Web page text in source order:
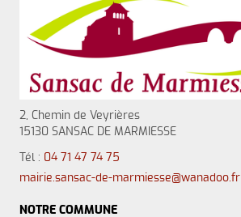
2, Chemin de Veyrières
15130 SANSAC DE MARMIESSE
Tél : 04 71 47 74 75
mairie.sansac-de-marmiesse@wanadoo.fr
NOTRE COMMUNE